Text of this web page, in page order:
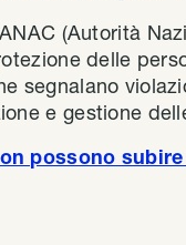
(Autorità
delle
segnalano
e gestione
possono